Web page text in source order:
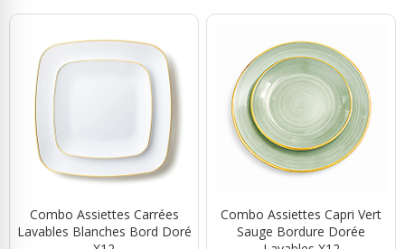
Combo Assiettes Carrées
Lavables Blanches Bord Doré
Combo Assiettes Capri Vert
Sauge Bordure Dorée